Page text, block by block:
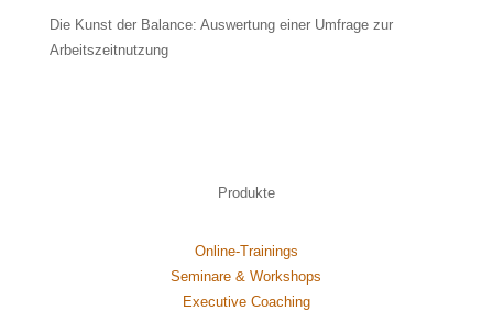
Die Kunst der Balance: Auswertung einer Umfrage zur
Arbeitszeitnutzung
Produkte
Online-Trainings
Seminare & Workshops
Executive Coaching